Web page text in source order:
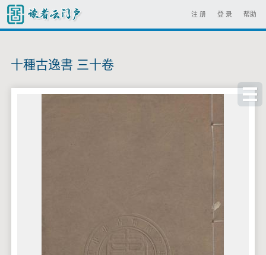
帮助
登 录
注 册
十種古逸書 三十卷